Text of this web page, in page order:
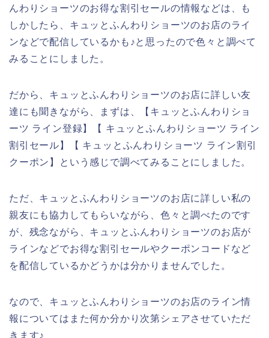
んわりショーツのお得な割引セールの情報などは、も
しかしたら、キュッとふんわりショーツのお店のライ
ンなどで配信しているかも♪と思ったので色々と調べて
みることにしました。
だから、キュッとふんわりショーツのお店に詳しい友
達にも聞きながら、まずは、【キュッとふんわりショ
ーツ ライン登録】【 キュッとふんわりショーツ ライン
割引セール】【 キュッとふんわりショーツ ライン割引
クーポン】という感じで調べてみることにしました。
ただ、キュッとふんわりショーツのお店に詳しい私の
親友にも協力してもらいながら、色々と調べたのです
が、残念ながら、キュッとふんわりショーツのお店が
ラインなどでお得な割引セールやクーポンコードなど
を配信しているかどうかは分かりませんでした。
なので、キュッとふんわりショーツのお店のライン情
報についてはまた何か分かり次第シェアさせていただ
きます♪